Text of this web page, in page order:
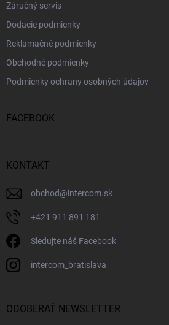
Záručný servis
Dodacie podmienky
Reklamačné podmienky
Obchodné podmienky
Podmienky ochrany osobných údajov
FACEBOOK
KONTAKT
obchod@intercom.sk
+421 911 891 181
Sledujte náš Facebook
intercom_bratislava
ODOBERAŤ NEWSLETTER